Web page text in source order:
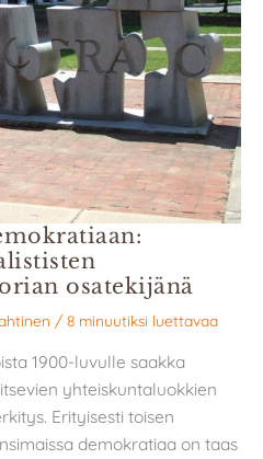
osatekijänä
/ 8 minuutiksi luettavaa
1900-luvulle saakka
yhteiskuntaluokkien
Erityisesti toisen
demokratiaa on taas